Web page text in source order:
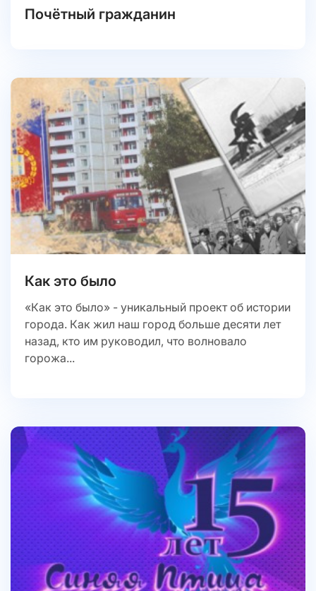
Почётный гражданин
Как это было
«Как это было» - уникальный проект об истории
города. Как жил наш город больше десяти лет
назад, кто им руководил, что волновало
горожа...